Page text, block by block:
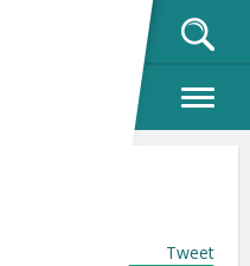
Tweet